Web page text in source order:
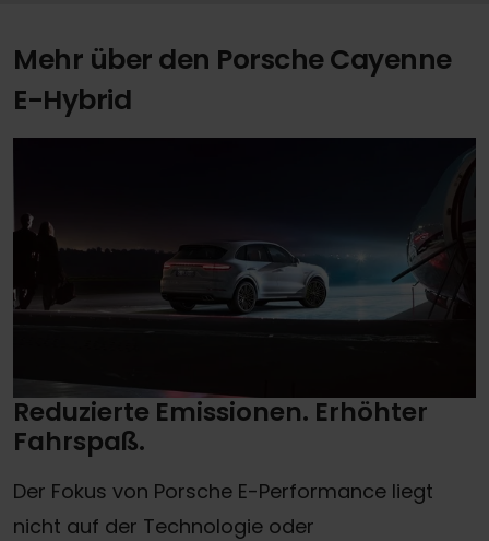
Mehr über den Porsche Cayenne
E-Hybrid
Reduzierte Emissionen. Erhöhter
Fahrspaß.
Der Fokus von Porsche E-Performance liegt
nicht auf der Technologie oder